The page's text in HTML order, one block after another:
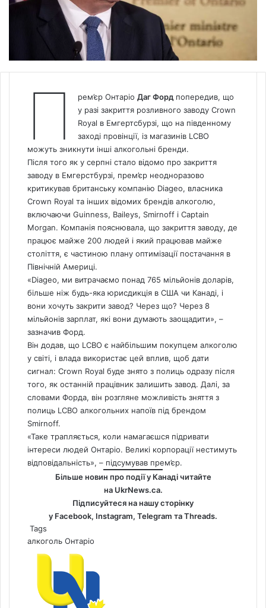
П рем’єр Онтаріо Даг Форд попередив, що
у разі закриття розливного заводу Crown
Royal в Емгертсбурзі, що на південному
заході провінції, із магазинів LCBO
можуть зникнути інші алкогольні бренди.
Після того як у серпні стало відомо про закриття
заводу в Емгерстбурзі, прем’єр неодноразово
критикував британську компанію Diageo, власника
Crown Royal та інших відомих брендів алкоголю,
включаючи Guinness, Baileys, Smirnoff і Captain
Morgan. Компанія пояснювала, що закриття заводу, де
працює майже 200 людей і який працював майже
століття, є частиною плану оптимізації постачання в
Північній Америці.
«Diageo, ми витрачаємо понад 765 мільйонів доларів,
більше ніж будь-яка юрисдикція в США чи Канаді, і
вони хочуть закрити завод? Через що? Через 8
мільйонів зарплат, які вони думають заощадити», –
зазначив Форд.
Він додав, що LCBO є найбільшим покупцем алкоголю
у світі, і влада використає цей вплив, щоб дати
сигнал: Crown Royal буде знято з полиць одразу після
того, як останній працівник залишить завод. Далі, за
словами Форда, він розгляне можливість зняття з
полиць LCBO алкогольних напоїв під брендом
Smirnoff.
«Таке трапляється, коли намагаєшся підривати
інтереси людей Онтаріо. Великі корпорації нестимуть
відповідальність», – підсумував прем’єр.
Більше новин про події у Канаді читайте
на UkrNews.ca.
Підписуйтеся на нашу сторінку
у Facebook, Instagram, Telegram таThreads.
Tags
алкоголь Онтаріо